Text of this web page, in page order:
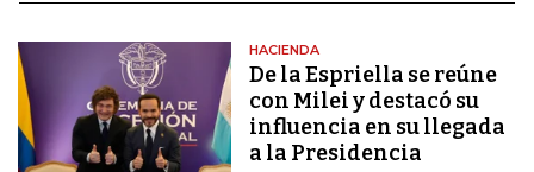
HACIENDA
De la Espriella se reúne
con Milei y destacó su
influencia en su llegada
a la Presidencia